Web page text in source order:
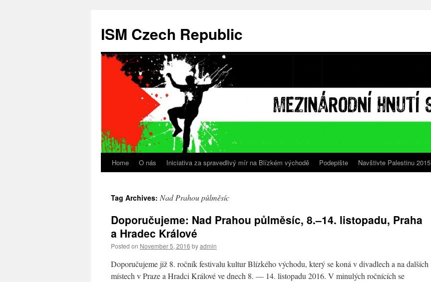
content
ISM Czech Republic
Home O nás Iniciativa za spravedlivý mír na Blízkém východě Podepište Navštivte Palestinu 2015
Tag Archives: Nad Prahou půlměsíc
Doporučujeme: Nad Prahou půlměsíc, 8.–14. listopadu, Praha
a Hradec Králové
Posted on November 5, 2016 byadmin
Doporučujeme již 8. ročník festivalu kultur Blízkého východu, který se koná v divadlech a na dalších
místech v Praze a Hradci Králové ve dnech 8. — 14. listopadu 2016. V minulých ročnících se